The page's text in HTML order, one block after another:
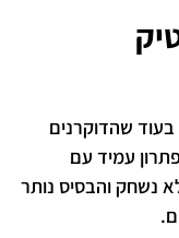
שהדוקרנים
עמיד עם
נשחק והבסיס נותר